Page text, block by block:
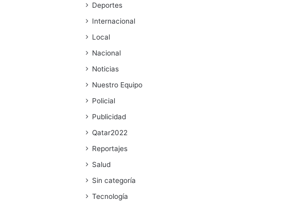
Deportes
Internacional
Local
Nacional
Noticias
Nuestro Equipo
Policial
Publicidad
Qatar2022
Reportajes
Salud
Sin categoría
Tecnología